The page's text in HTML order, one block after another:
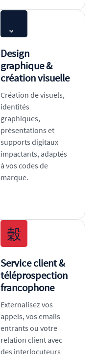
Design
graphique &
création visuelle
Création de visuels,
identités
graphiques,
présentations et
supports digitaux
impactants, adaptés
à vos codes de
marque.
Service client &
téléprospection
francophone
Externalisez vos
appels, vos emails
entrants ou votre
relation client avec
des interlocuteurs